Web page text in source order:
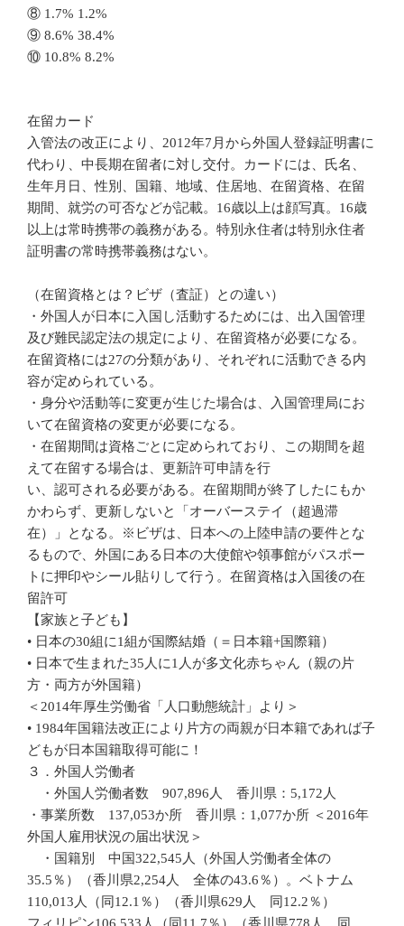
⑧ 1.7% 1.2%
⑨ 8.6% 38.4%
⑩ 10.8% 8.2%
在留カード
入管法の改正により、2012年7月から外国人登録証明書に
代わり、中長期在留者に対し交付。カードには、氏名、
生年月日、性別、国籍、地域、住居地、在留資格、在留
期間、就労の可否などが記載。16歳以上は顔写真。16歳
以上は常時携帯の義務がある。特別永住者は特別永住者
証明書の常時携帯義務はない。
（在留資格とは？ビザ（査証）との違い）
・外国人が日本に入国し活動するためには、出入国管理
及び難民認定法の規定により、在留資格が必要になる。
在留資格には27の分類があり、それぞれに活動できる内
容が定められている。
・身分や活動等に変更が生じた場合は、入国管理局にお
いて在留資格の変更が必要になる。
・在留期間は資格ごとに定められており、この期間を超
えて在留する場合は、更新許可申請を行
い、認可される必要がある。在留期間が終了したにもか
かわらず、更新しないと「オーバーステイ（超過滞
在）」となる。※ビザは、日本への上陸申請の要件とな
るもので、外国にある日本の大使館や領事館がパスポー
トに押印やシール貼りして行う。在留資格は入国後の在
留許可
【家族と子ども】
• 日本の30組に1組が国際結婚（＝日本籍+国際籍）
• 日本で生まれた35人に1人が多文化赤ちゃん（親の片
方・両方が外国籍）
＜2014年厚生労働省「人口動態統計」より＞
• 1984年国籍法改正により片方の両親が日本籍であれば子
どもが日本国籍取得可能に！
３．外国人労働者
・外国人労働者数 907,896人 香川県：5,172人
・事業所数 137,053か所 香川県：1,077か所 ＜2016年
外国人雇用状況の届出状況＞
・国籍別 中国322,545人（外国人労働者全体の
35.5％）（香川県2,254人 全体の43.6％）。ベトナム
110,013人（同12.1％）（香川県629人 同12.2％）
フィリピン106,533人（同11.7％）（香川県778人 同